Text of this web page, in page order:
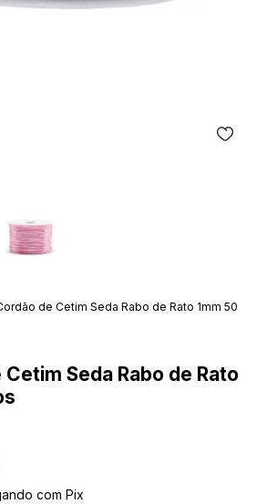
de Cetim Seda Rabo de Rato 1mm 50
Cetim Seda Rabo de Rato
com Pix